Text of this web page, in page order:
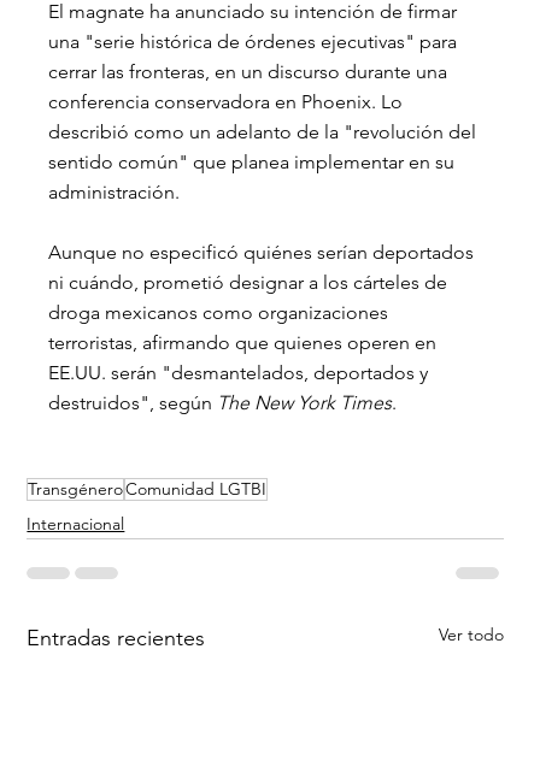
El magnate ha anunciado su intención de firmar
una "serie histórica de órdenes ejecutivas" para
cerrar las fronteras, en un discurso durante una
conferencia conservadora en Phoenix. Lo
describió como un adelanto de la "revolución del
sentido común" que planea implementar en su
administración.
Aunque no especificó quiénes serían deportados
ni cuándo, prometió designar a los cárteles de
droga mexicanos como organizaciones
terroristas, afirmando que quienes operen en
EE.UU. serán "desmantelados, deportados y
destruidos", según The New York Times.
TransgéneroComunidad LGTBI
Internacional
Entradas recientes Ver todo